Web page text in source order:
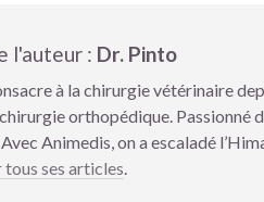
l'auteur : Dr. Pinto
à la chirurgie vétérinaire
chirurgie orthopédique. Passionné
Animedis, on a escaladé
tous ses articles.